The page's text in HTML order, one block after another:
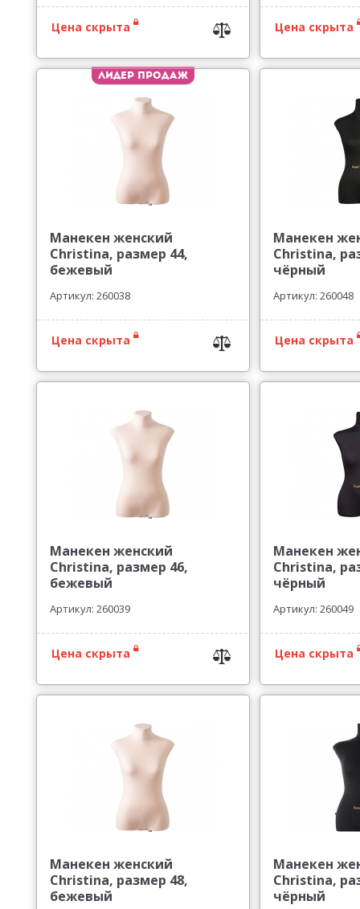
Цена скрыта Цена скрыта
Лидер продаж
Манекен женский
Christina, размер 44,
бежевый
Артикул: 260038
Цена скрыта
Манекен
Christina,
чёрный
Артикул: 260048
Цена скрыта
Манекен женский
Christina, размер 46,
бежевый
Артикул: 260039
Цена скрыта
Манекен
Christina,
чёрный
Артикул: 260049
Цена скрыта
Манекен женский
Christina, размер 48,
бежевый
Манекен
Christina,
чёрный